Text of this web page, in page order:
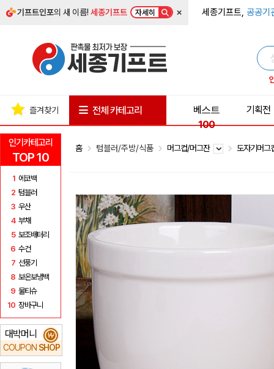
기프트인포의 새 이름!세종기프트 자세히 × 세종기프트, 공공기
인기카테고리
TOP 10
1 에코백
2 텀블러
3 우산
4 부채
5 보조배터리
6 수건
7 선풍기
8 보온보냉백
9 물티슈
10 장바구니
대박머니
COUPON SHOP
₩
즐겨찾기 전체 카테고리
베스트
100
기획전
홈 텀블러/주방/식품 머그컵/머그잔 도자기머